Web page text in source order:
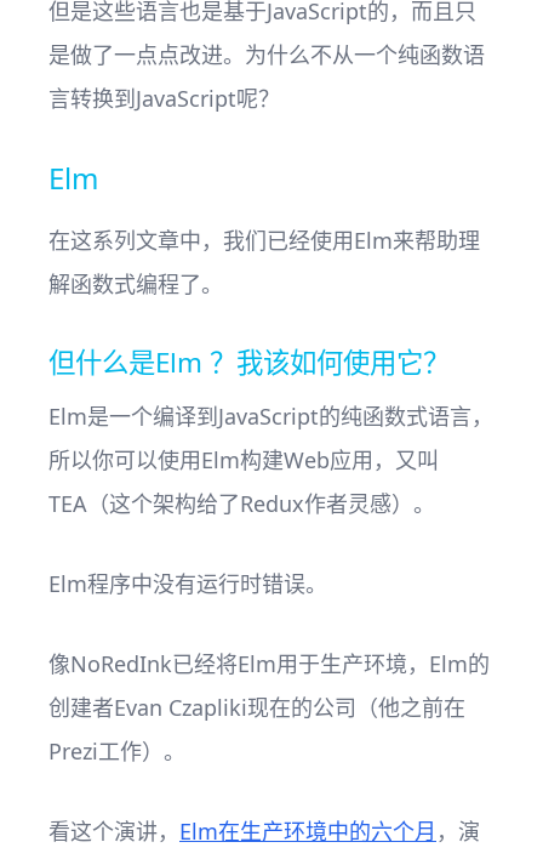
但是这些语言也是基于JavaScript的，而且只
是做了一点点改进。为什么不从一个纯函数语
言转换到JavaScript呢？
Elm
在这系列文章中，我们已经使用Elm来帮助理
解函数式编程了。
但什么是Elm ？我该如何使用它？
Elm是一个编译到JavaScript的纯函数式语言，
所以你可以使用Elm构建Web应用，又叫
TEA（这个架构给了Redux作者灵感）。
Elm程序中没有运行时错误。
像NoRedInk已经将Elm用于生产环境，Elm的
创建者Evan Czapliki现在的公司（他之前在
Prezi工作）。
看这个演讲， Elm在生产环境中的六个月 ，演